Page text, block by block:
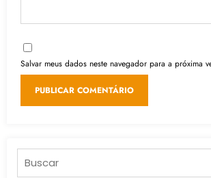
Salvar meus dados neste navegador para a próxima
Pesquisar